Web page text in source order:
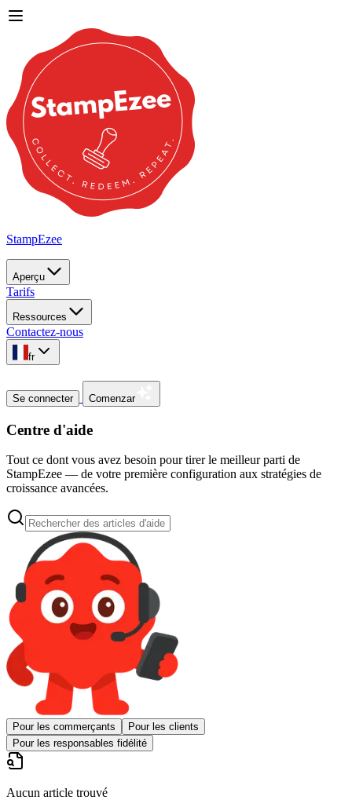
StampEzee
Aperçu
Tarifs
Ressources
Contactez-nous
fr
Se connecter Comenzar
Centre d'aide
Tout ce dont vous avez besoin pour tirer le meilleur parti de
StampEzee — de votre première configuration aux stratégies de
croissance avancées.
Pour les commerçants
Pour les clients
Pour les responsables fidélité
Aucun article trouvé